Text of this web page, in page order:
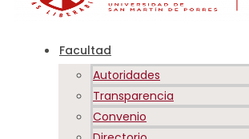
Facultad
Autoridades
Transparencia
Convenio